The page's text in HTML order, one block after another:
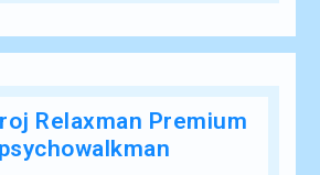
Relaxman Premium